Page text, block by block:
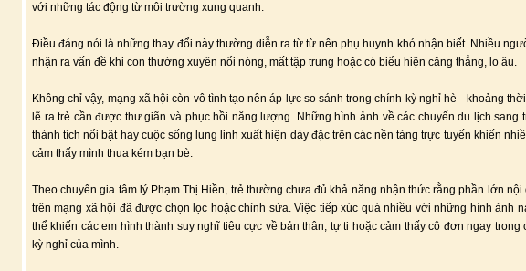
với những tác động từ môi trường xung quanh.
Điều đáng nói là những thay đổi này thường diễn ra từ từ nên phụ huynh khó nhận biết. Nhiều
nhận ra vấn đề khi con thường xuyên nổi nóng, mất tập trung hoặc có biểu hiện căng thẳng, lo âu.
Không chỉ vậy, mạng xã hội còn vô tình tạo nên áp lực so sánh trong chính kỳ nghỉ hè - khoảng
lẽ ra trẻ cần được thư giãn và phục hồi năng lượng. Những hình ảnh về các chuyến du lịch sang
thành tích nổi bật hay cuộc sống lung linh xuất hiện dày đặc trên các nền tảng trực tuyến khiến
cảm thấy mình thua kém bạn bè.
Theo chuyên gia tâm lý Phạm Thị Hiền, trẻ thường chưa đủ khả năng nhận thức rằng phần lớn nội
trên mạng xã hội đã được chọn lọc hoặc chỉnh sửa. Việc tiếp xúc quá nhiều với những hình ảnh
thể khiến các em hình thành suy nghĩ tiêu cực về bản thân, tự ti hoặc cảm thấy cô đơn ngay trong
kỳ nghỉ của mình.